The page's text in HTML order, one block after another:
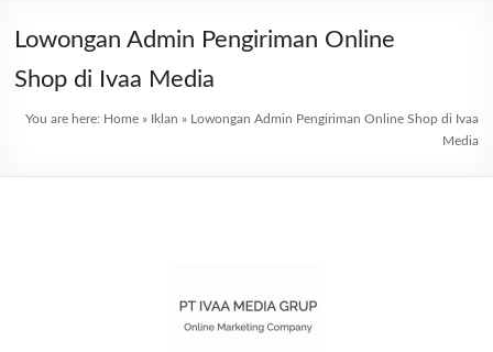
Lowongan Admin Pengiriman Online
Shop di Ivaa Media
You are here: Home» Iklan » Lowongan Admin Pengiriman Online Shop di Ivaa
Media